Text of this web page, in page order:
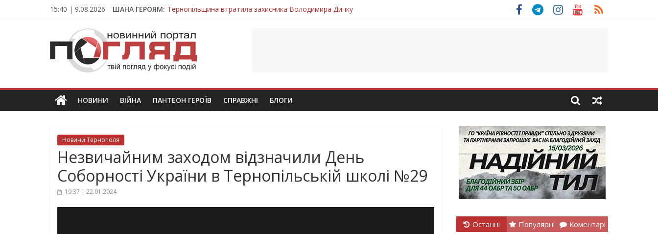
15:40 | 9.08.2026 ШАНА ГЕРОЯМ: Тернопільщина втратила захисника Володимира Дичку
На війні загинув молодий захисник Дмитро Березко з Тернопільщини
Тернопільщина втратила захисника Володимира Вельму
Тернопільщина втратила молодого захисника Андрія Іскоростенського
ПОГЛЯД
Новини
Тернополя.
новини
та
НОВИНИ ВІЙНА ПАНТЕОН ГЕРОЇВ СПРАВЖНІ БЛОГИ
Новини Тернополя
Незвичайним заходом відзначили День
Соборності України в Тернопільській школі №29
19:37 | 22.01.2024
Останні Популярні Коментарі